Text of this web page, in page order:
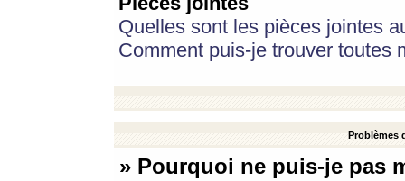
Quelles sont les pièces jointes
Comment puis-je trouver toutes
Problèmes
» Pourquoi ne puis-je pas